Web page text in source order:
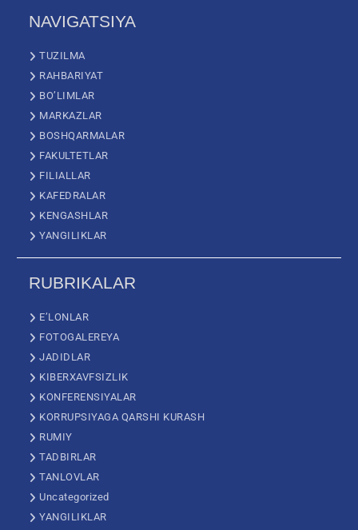
NAVIGATSIYA
TUZILMA
RAHBARIYAT
BO’LIMLAR
MARKAZLAR
BOSHQARMALAR
FAKULTETLAR
FILIALLAR
KAFEDRALAR
KENGASHLAR
YANGILIKLAR
RUBRIKALAR
E’LONLAR
FOTOGALEREYA
JADIDLAR
KIBERXAVFSIZLIK
KONFERENSIYALAR
KORRUPSIYAGA QARSHI KURASH
RUMIY
TADBIRLAR
TANLOVLAR
Uncategorized
YANGILIKLAR